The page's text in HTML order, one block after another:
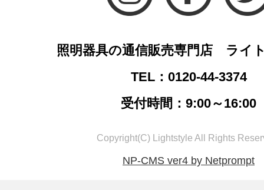
照明器具の通信販売専門店 ライ
TEL：0120-44-3374
受付時間：9:00～16:00
Copyright(C) Lightstyle All Rights
NP-CMS ver4 by Netprompt